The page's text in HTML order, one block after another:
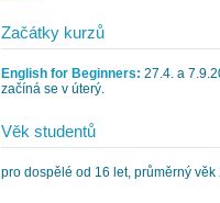
Začátky kurzů
English for Beginners: 27.4. a
začíná se v úterý.
Věk studentů
pro dospělé od 16 let, průměrný věk